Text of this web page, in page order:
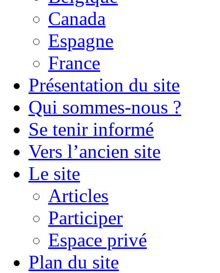
Canada
Espagne
France
Présentation du site
Qui sommes-nous ?
Se tenir informé
Vers l’ancien site
Le site
Articles
Participer
Espace privé
Plan du site